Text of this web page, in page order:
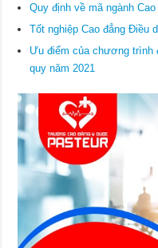
Quy định về mã ngành
Tốt nghiệp Cao đẳng Điều
Ưu điểm của chương trình
quy năm 2021